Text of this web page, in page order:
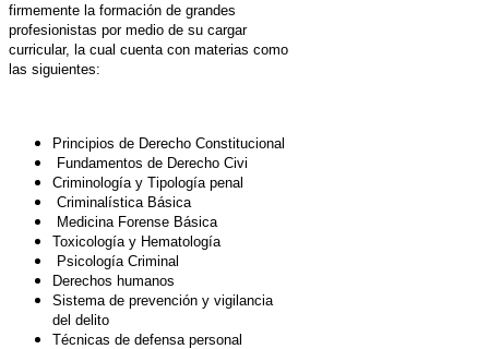
firmemente la formación de grandes
profesionistas por medio de su cargar
curricular, la cual cuenta con materias como
las siguientes:
Principios de Derecho Constitucional
Fundamentos de Derecho Civi
Criminología y Tipología penal
Criminalística Básica
Medicina Forense Básica
Toxicología y Hematología
Psicología Criminal
Derechos humanos
Sistema de prevención y vigilancia
del delito
Técnicas de defensa personal